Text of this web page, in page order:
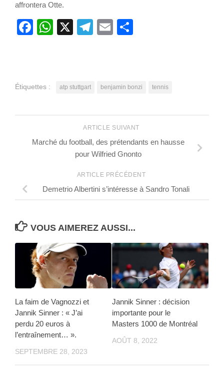
affrontera Otte.
Facebook
WhatsApp
X Telegram
Email
Étiquettes : atp stuttgart benjamin bonzi tennis
ARTICLE SUIVANT
Marché du football, des prétendants en hausse
pour Wilfried Gnonto
ARTICLE PRÉCÉDENT
Demetrio Albertini s’intéresse à Sandro Tonali
VOUS AIMEREZ AUSSI...
La faim de Vagnozzi et
Jannik Sinner : « J’ai
perdu 20 euros à
l’entraînement… ».
SEPTEMBRE 28, 2023
Jannik Sinner : décision
importante pour le
Masters 1000 de Montréal
AOÛT 8, 2022